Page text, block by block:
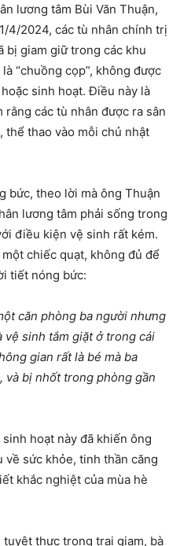
lương tâm Bùi Văn Thuận,
4/2024, các tù nhân chính trị
bị giam giữ trong các khu
“chuồng cọp”, không được
sinh hoạt. Điều này là
các tù nhân được ra sân
thể thao vào mỗi chủ nhật
bức, theo lời mà ông Thuận
lương tâm phải sống trong
điều kiện vệ sinh rất kém.
chiếc quạt, không đủ để
tiết nóng bức:
căn phòng ba người nhưng
vệ sinh tắm giặt ở trong cái
gian rất là bé mà ba
và bị nhốt trong phòng gần
hoạt này đã khiến ông
về sức khỏe, tinh thần căng
khắc nghiệt của mùa hè
thực trong trại giam, bà